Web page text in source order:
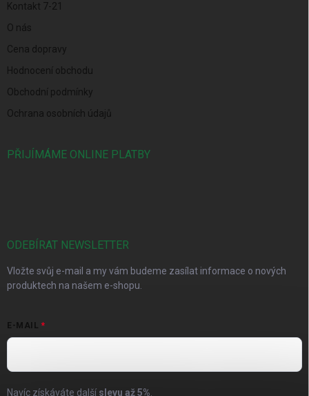
Kontakt 7-21
O nás
Cena dopravy
Hodnocení obchodu
Obchodní podmínky
Ochrana osobních údajů
PŘIJÍMÁME ONLINE PLATBY
ODEBÍRAT NEWSLETTER
Vložte svůj e-mail a my vám budeme zasílat informace o nových
produktech na našem e-shopu.
E-MAIL
Navíc získáváte další slevu až5%